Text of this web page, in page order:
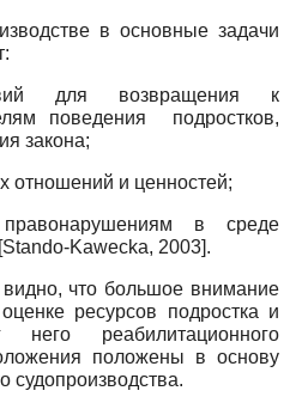
в основные задачи
для возвращения к
поведения подростков,
закона;
отношений и ценностей;
в среде
[Stando-Kawecka, 2003].
что большое внимание
ресурсов подростка и
него реабилитационного
положены в основу
судопроизводства.